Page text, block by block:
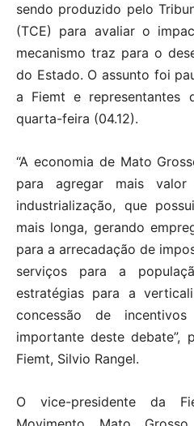
sendo produzido pelo
(TCE) para avaliar o
mecanismo traz para o
do Estado. O assunto foi
a Fiemt e representantes
quarta-feira (04.12).
“A economia de Mato
para agregar mais
industrialização, que
mais longa, gerando
para a arrecadação de
serviços para a
estratégias para a
concessão de
importante deste debate”,
Fiemt, Silvio Rangel.
O vice-presidente da